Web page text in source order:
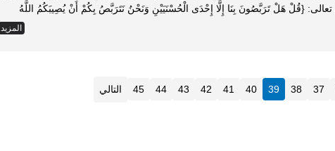
تعالى: {قُلْ هَلْ تَرَبَّصُونَ بِنَا إِلَّا إِحْدَى الْحُسْنَيَيْنِ وَنَحْنُ نَتَرَبَّصُ بِكُمْ أَنْ يُصِيبَكُمُ اللَّهُ
المزيد
37
38
39
40
41
42
43
44
45 التالي